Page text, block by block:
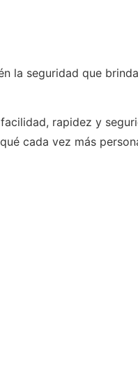
la seguridad que
rapidez y
cada vez más